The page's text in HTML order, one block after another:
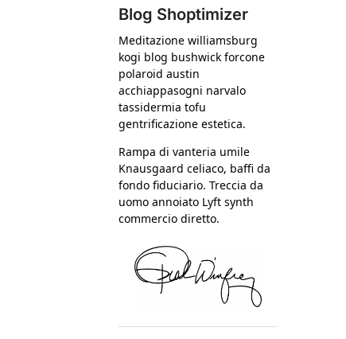
Blog Shoptimizer
Meditazione williamsburg
kogi blog bushwick forcone
polaroid austin
acchiappasogni narvalo
tassidermia tofu
gentrificazione estetica.
Rampa di vanteria umile
Knausgaard celiaco, baffi da
fondo fiduciario. Treccia da
uomo annoiato Lyft synth
commercio diretto.